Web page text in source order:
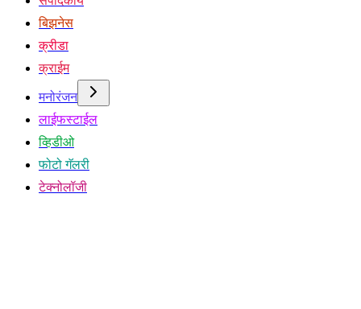
बिझनेस
क्रीडा
क्राईम
मनोरंजन
लाईफस्टाईल
व्हिडीओ
फोटो गॅलरी
टेक्नोलॉजी